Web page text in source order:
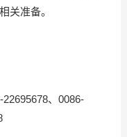
关准备。
、0086-